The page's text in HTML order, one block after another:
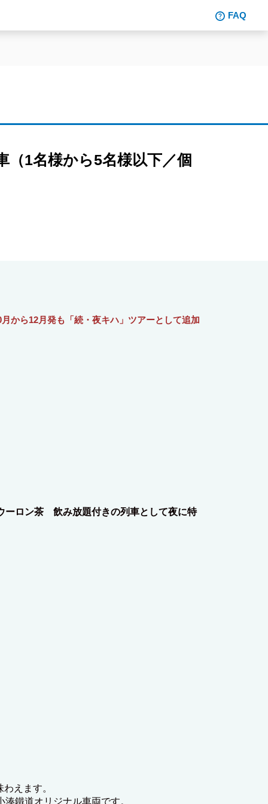
FAQ
1名様から5名様以下／個
から12月発も「続・夜キハ」ツアーとして追加
ーロン茶 飲み放題付きの列車として夜に特
えます。
鐵道オリジナル車両です。